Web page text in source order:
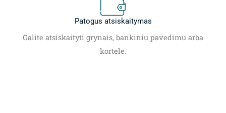
Patogus atsiskaitymas
Galite atsiskaityti grynais, bankiniu pavedimu arba
kortele.